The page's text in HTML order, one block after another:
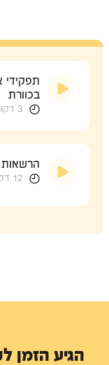
תפקידי
בכוורת
3 דקות
12 דקות
הגיע